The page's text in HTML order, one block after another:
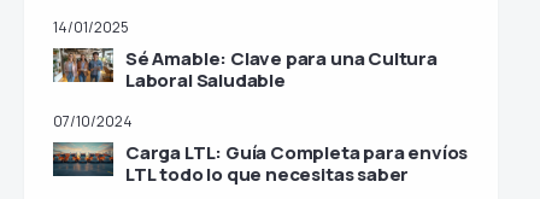
14/01/2025
Sé Amable: Clave para una Cultura
Laboral Saludable
07/10/2024
Carga LTL: Guía Completa para envíos
LTL todo lo que necesitas saber